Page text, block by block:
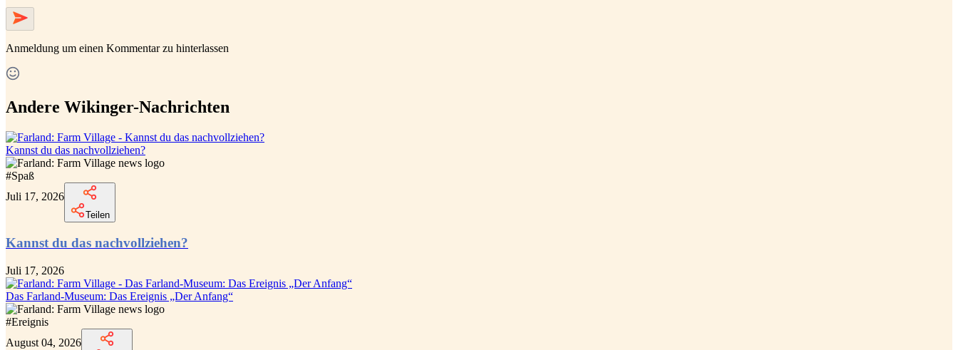
Anmeldung um einen Kommentar zu hinterlassen
Andere Wikinger-Nachrichten
Kannst du das nachvollziehen?
#Spaß
Juli 17, 2026
Teilen
Kannst du das nachvollziehen?
Juli 17, 2026
Das Farland-Museum: Das Ereignis „Der Anfang“
#Ereignis
August 04, 2026